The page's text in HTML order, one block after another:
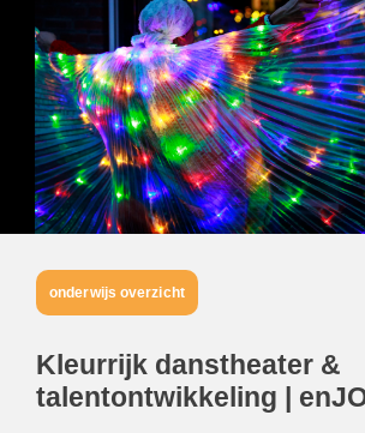
onderwijs overzicht
Kleurrijk danstheater &
talentontwikkeling |